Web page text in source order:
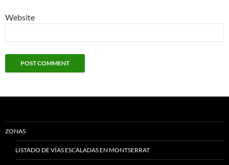
Website
ZONAS
LISTADO DE VÍAS ESCALADAS EN MONTSERRAT